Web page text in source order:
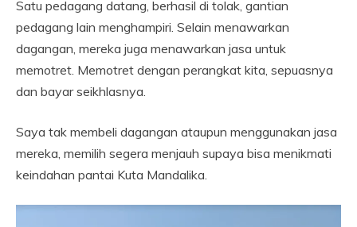
Satu pedagang datang, berhasil di tolak, gantian
pedagang lain menghampiri. Selain menawarkan
dagangan, mereka juga menawarkan jasa untuk
memotret. Memotret dengan perangkat kita, sepuasnya
dan bayar seikhlasnya.
Saya tak membeli dagangan ataupun menggunakan jasa
mereka, memilih segera menjauh supaya bisa menikmati
keindahan pantai Kuta Mandalika.